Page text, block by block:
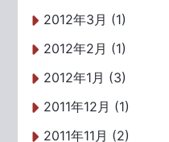
2012年3月 (1)
2012年2月 (1)
2012年1月 (3)
2011年12月 (1)
2011年11月 (2)